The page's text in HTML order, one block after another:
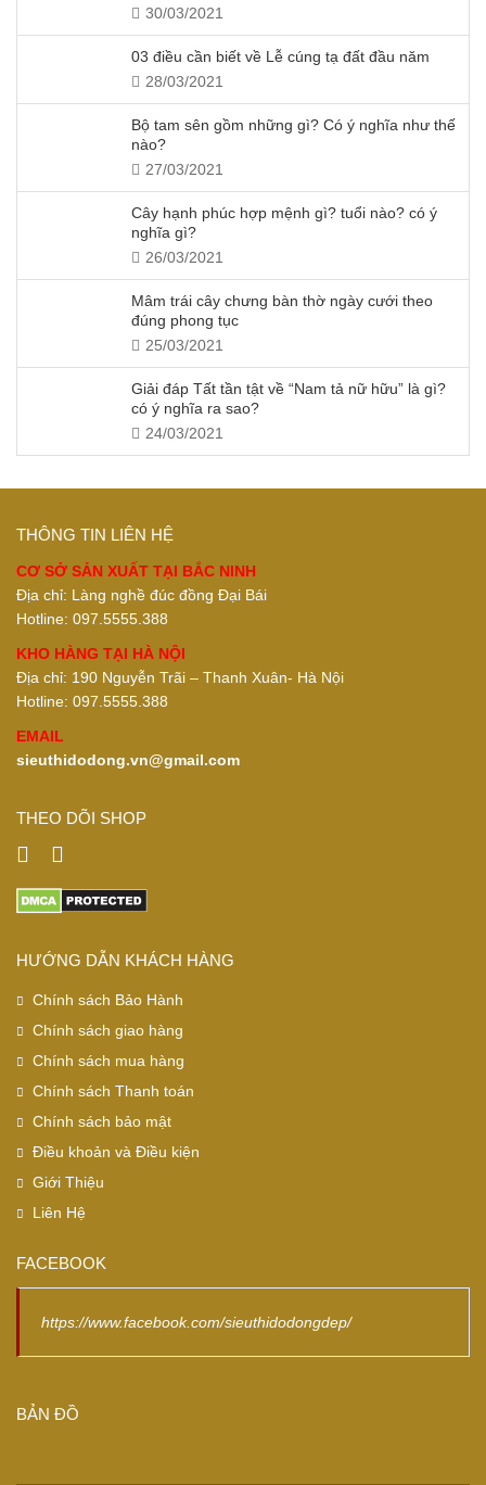
30/03/2021
03 điều cần biết về Lễ cúng tạ đất đầu năm
28/03/2021
Bộ tam sên gồm những gì? Có ý nghĩa như thế
nào?
27/03/2021
Cây hạnh phúc hợp mệnh gì? tuổi nào? có ý
nghĩa gì?
26/03/2021
Mâm trái cây chưng bàn thờ ngày cưới theo
đúng phong tục
25/03/2021
Giải đáp Tất tần tật về “Nam tả nữ hữu” là gì?
có ý nghĩa ra sao?
24/03/2021
THÔNG TIN LIÊN HỆ
CƠ SỞ SẢN XUẤT TẠI BẮC NINH
Địa chỉ: Làng nghề đúc đồng Đại Bái
Hotline: 097.5555.388
KHO HÀNG TẠI HÀ NỘI
Địa chỉ: 190 Nguyễn Trãi – Thanh Xuân- Hà Nội
Hotline: 097.5555.388
EMAIL
sieuthidodong.vn@gmail.com
THEO DÕI SHOP
HƯỚNG DẪN KHÁCH HÀNG
Chính sách Bảo Hành
Chính sách giao hàng
Chính sách mua hàng
Chính sách Thanh toán
Chính sách bảo mật
Điều khoản và Điều kiện
Giới Thiệu
Liên Hệ
FACEBOOK
https://www.facebook.com/sieuthidodongdep/
BẢN ĐỒ